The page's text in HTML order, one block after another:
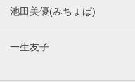
池田美優(みちょぱ)
一生友子